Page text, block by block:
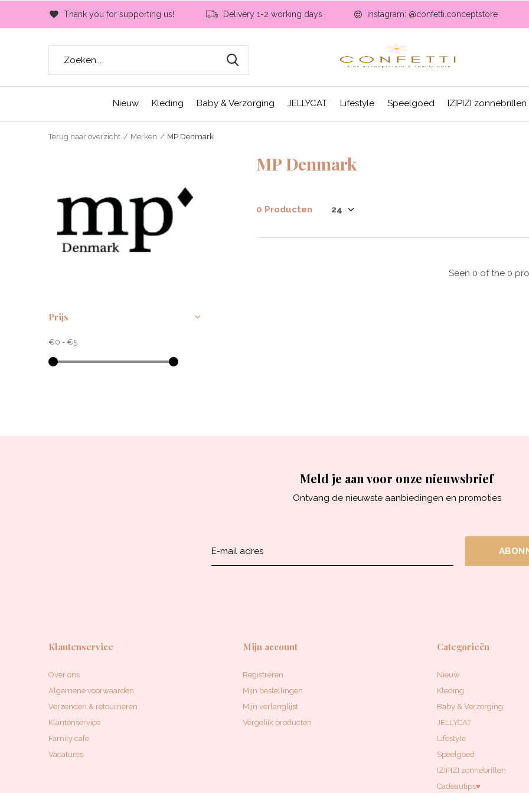
Nieuw Kleding Baby & Verzorging JELLYCAT Lifestyle Speelgoed IZIPIZI zonnebrillen
Thank you for supporting us! Delivery 1-2 working days instagram: @confetti.conceptstore
Terug naar overzicht Merken MP Denmark
MP Denmark
0 Producten
Seen 0 of the 0
Prijs
€0 - €5
Meld je aan voor onze nieuwsbrief
Ontvang de nieuwste aanbiedingen en promoties
Klantenservice
Over ons
Algemene voorwaarden
Verzenden & retourneren
Klantenservice
Family cafe
Vacatures
Mijn account
Registreren
Mijn bestellingen
Mijn verlanglijst
Vergelijk producten
Categorieën
Nieuw
Kleding
Baby & Verzorging
JELLYCAT
Lifestyle
Speelgoed
IZIPIZI zonnebrillen
Cadeautips♥